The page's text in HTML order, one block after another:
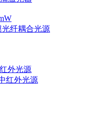
光纤耦合光源
外光源
红外光源